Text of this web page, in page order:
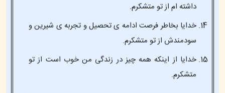
داشته ام از تو متشکرم.
خدایا بخاطر فرصت ادامه ی تحصیل و تجربه ی شیرین و
سودمندش از تو متشکرم.
خدایا از اینکه همه چیز در زندگی من خوب است از تو
متشکرم.